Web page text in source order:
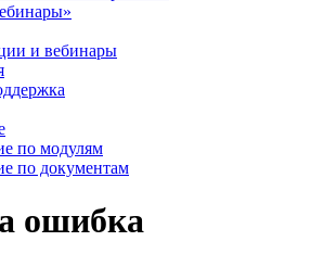
и вебинары
по модулям
по документам
ошибка